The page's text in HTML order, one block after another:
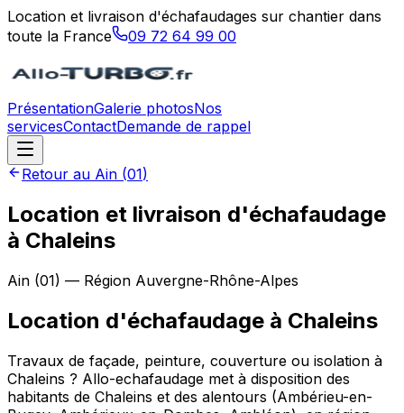
Location et livraison d'échafaudages sur chantier dans
toute la France
09 72 64 99 00
PrésentationGalerie photosNos
servicesContactDemande de rappel
Retour au Ain (01)
Location et livraison d'échafaudage
à Chaleins
Ain (01) — Région Auvergne-Rhône-Alpes
Location d'échafaudage à Chaleins
Travaux de façade, peinture, couverture ou isolation à
Chaleins ? Allo-echafaudage met à disposition des
habitants de Chaleins et des alentours (Ambérieu-en-